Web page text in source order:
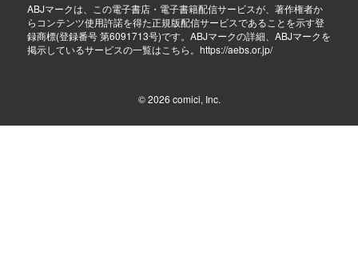
ABJマークは、この電子書店・電子書籍配信サービスが、著作権者か
らコンテンツ使用許諾を得た正規版配信サービスであることを示す登
録商標(登録番号 第6091713号)です。ABJマークの詳細、ABJマークを
掲示しているサービスの一覧はこちら。 https://aebs.or.jp/
© 2026 comici, Inc.